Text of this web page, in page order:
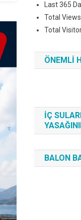
Last 365
Total
Total
ÖNEMLI
İÇ
BALON